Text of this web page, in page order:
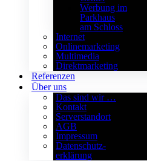
Werbung im
Parkhaus
am Schloss
Internet
Onlinemarketing
Multimedia
Direktmarketing
Referenzen
Über uns
Das sind wir …
Kontakt
Serverstandort
AGB
Impressum
Datenschutz­
erklärung